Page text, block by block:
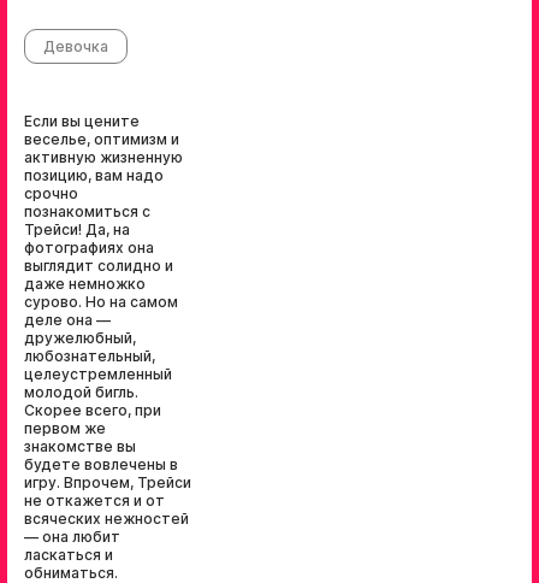
Девочка
Если вы цените
веселье, оптимизм и
активную жизненную
позицию, вам надо
срочно
познакомиться с
Трейси! Да, на
фотографиях она
выглядит солидно и
даже немножко
сурово. Но на самом
деле она —
дружелюбный,
любознательный,
целеустремленный
молодой бигль.
Скорее всего, при
первом же
знакомстве вы
будете вовлечены в
игру. Впрочем, Трейси
не откажется и от
всяческих нежностей
— она любит
ласкаться и
обниматься.